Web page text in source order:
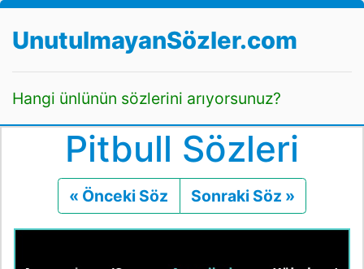
UnutulmayanSözler.com
Hangi ünlünün sözlerini arıyorsunuz?
Pitbull Sözleri
« Önceki Söz Önceki
Sonraki Söz »